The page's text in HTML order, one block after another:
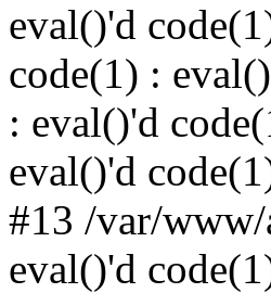
eval()'d
code(1) :
: eval()'d
eval()'d
#13 /var/
eval()'d